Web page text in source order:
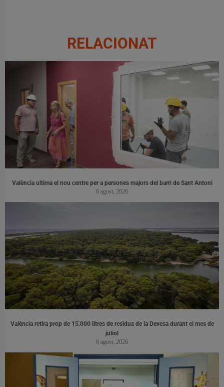
RELACIONAT
València ultima el nou centre per a persones majors del barri de Sant Antoni
6 agost, 2026
València retira prop de 15.000 litres de residus de la Devesa durant el mes de
juliol
6 agost, 2026